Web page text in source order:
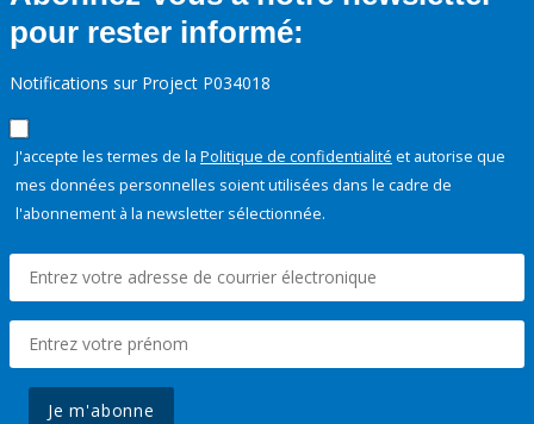
pour rester informé:
Notifications sur Project P034018
J'accepte les termes de la Politique de confidentialité et autorise que
mes données personnelles soient utilisées dans le cadre de
l'abonnement à la newsletter sélectionnée.
Je m'abonne